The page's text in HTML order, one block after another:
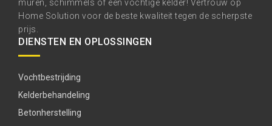
muren, schimmels of een vochtige kelder! Vertrouw op
Home Solution voor de beste kwaliteit tegen de scherpste
prijs.
DIENSTEN EN OPLOSSINGEN
Vochtbestrijding
Kelderbehandeling
Betonherstelling